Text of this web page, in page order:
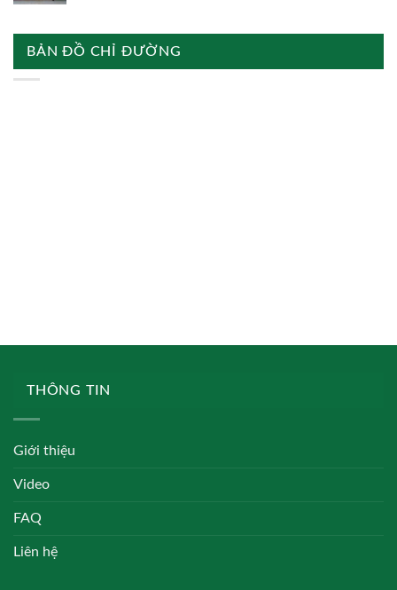
BẢN ĐỒ CHỈ ĐƯỜNG
THÔNG TIN
Giới thiệu
Video
FAQ
Liên hệ